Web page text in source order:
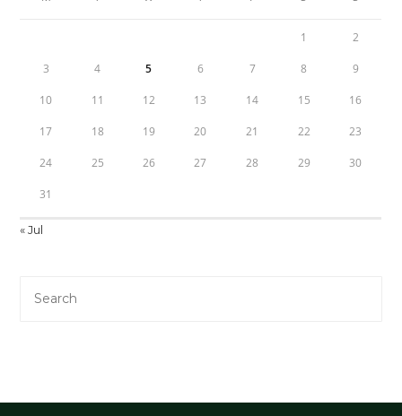
1 2
3 4 5 6 7 8 9
10 11 12 13 14 15 16
17 18 19 20 21 22 23
24 25 26 27 28 29 30
31
« Jul